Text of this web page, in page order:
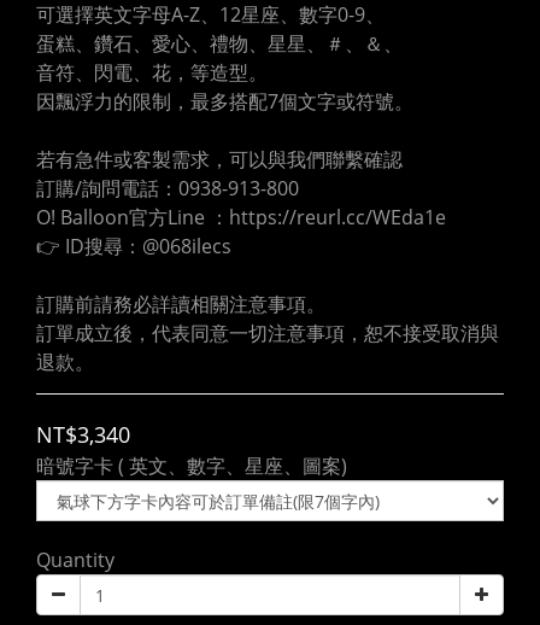
可選擇英文字母A-Z、12星座、數字0-9、
蛋糕、鑽石、愛心、禮物、星星、＃、＆、
音符、閃電、花，等造型。
因飄浮力的限制，最多搭配7個文字或符號。
若有急件或客製需求，可以與我們聯繫確認
訂購/詢問電話：0938-913-800
O! Balloon官方Line ：https://reurl.cc/WEda1e
👉 ID搜尋：@068ilecs
訂購前請務必詳讀相關注意事項。
訂單成立後，代表同意一切注意事項，恕不接受取消與
退款。
NT$3,340
暗號字卡 ( 英文、數字、星座、圖案)
Quantity